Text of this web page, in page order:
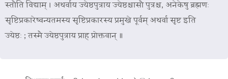
स्तौति विद्याम् । अथर्वाय ज्येष्ठपुत्राय ज्येष्ठश्चासौ पुत्रश्च, अनेकेषु ब्रह्मणः
सृष्टिप्रकारेष्वन्यतमस्य सृष्टिप्रकारस्य प्रमुखे पूर्वम् अथर्वा सृष्ट इति
ज्येष्ठः ; तस्मै ज्येष्ठपुत्राय प्राह प्रोक्तवान् ॥